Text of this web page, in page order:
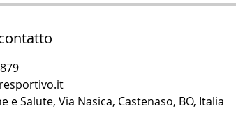
e Salute, Via Nasica, Castenaso, BO, Italia